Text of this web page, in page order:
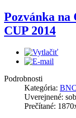
Pozvánka
CUP 2014
Podrobnosti
Kategória:
Uverejnené:
Prečítané: